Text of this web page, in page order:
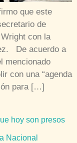
que este
de
con la
De acuerdo a
mencionado
con una “agenda
para […]
hoy son presos
Nacional